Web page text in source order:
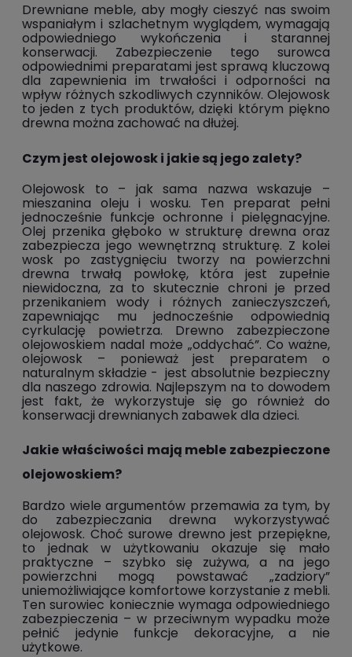
Drewniane meble, aby mogły cieszyć nas swoim
wspaniałym i szlachetnym wyglądem, wymagają
odpowiedniego wykończenia i starannej
konserwacji. Zabezpieczenie tego surowca
odpowiednimi preparatami jest sprawą kluczową
dla zapewnienia im trwałości i odporności na
wpływ różnych szkodliwych czynników. Olejowosk
to jeden z tych produktów, dzięki którym piękno
drewna można zachować na dłużej.
Czym jest olejowosk i jakie są jego zalety?
Olejowosk to – jak sama nazwa wskazuje –
mieszanina oleju i wosku. Ten preparat pełni
jednocześnie funkcje ochronne i pielęgnacyjne.
Olej przenika głęboko w strukturę drewna oraz
zabezpiecza jego wewnętrzną strukturę. Z kolei
wosk po zastygnięciu tworzy na powierzchni
drewna trwałą powłokę, która jest zupełnie
niewidoczna, za to skutecznie chroni je przed
przenikaniem wody i różnych zanieczyszczeń,
zapewniając mu jednocześnie odpowiednią
cyrkulację powietrza. Drewno zabezpieczone
olejowoskiem nadal może „oddychać”. Co ważne,
olejowosk – ponieważ jest preparatem o
naturalnym składzie - jest absolutnie bezpieczny
dla naszego zdrowia. Najlepszym na to dowodem
jest fakt, że wykorzystuje się go również do
konserwacji drewnianych zabawek dla dzieci.
Jakie właściwości mają meble zabezpieczone
olejowoskiem?
Bardzo wiele argumentów przemawia za tym, by
do zabezpieczania drewna wykorzystywać
olejowosk. Choć surowe drewno jest przepiękne,
to jednak w użytkowaniu okazuje się mało
praktyczne – szybko się zużywa, a na jego
powierzchni mogą powstawać „zadziory”
uniemożliwiające komfortowe korzystanie z mebli.
Ten surowiec koniecznie wymaga odpowiedniego
zabezpieczenia – w przeciwnym wypadku może
pełnić jedynie funkcje dekoracyjne, a nie
użytkowe.